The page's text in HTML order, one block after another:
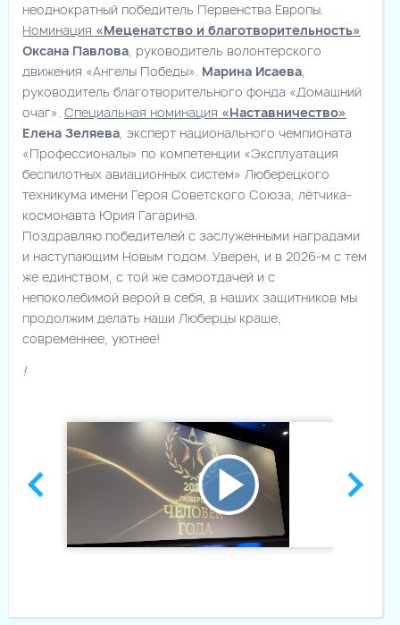
неоднократный победитель Первенства Европы.
Номинация «Меценатство и благотворительность»
Оксана Павлова, руководитель волонтерского
движения «Ангелы Победы». Марина Исаева,
руководитель благотворительного фонда «Домашний
очаг». Специальная номинация «Наставничество»
Елена Зеляева, эксперт национального чемпионата
«Профессионалы» по компетенции «Эксплуатация
беспилотных авиационных систем» Люберецкого
техникума имени Героя Советского Союза, лётчика-
космонавта Юрия Гагарина.
Поздравляю победителей с заслуженными наградами
и наступающим Новым годом. Уверен, и в 2026-м с тем
же единством, с той же самоотдачей и с
непоколебимой верой в себя, в наших защитников мы
продолжим делать наши Люберцы краше,
современнее, уютнее!
!